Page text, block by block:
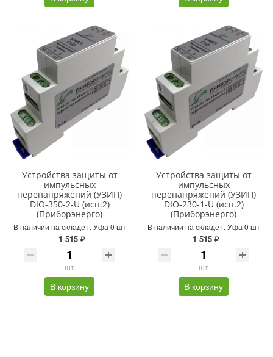
Устройства защиты от
импульсных
перенапряжений (УЗИП)
DIO-350-2-U (исп.2)
(Приборэнерго)
В наличии на складе г. Уфа 0 шт
1 515 ₽
шт
В корзину
Устройства защиты от
импульсных
перенапряжений (УЗИП)
DIO-230-1-U (исп.2)
(Приборэнерго)
В наличии на складе г. Уфа 0 шт
1 515 ₽
шт
В корзину